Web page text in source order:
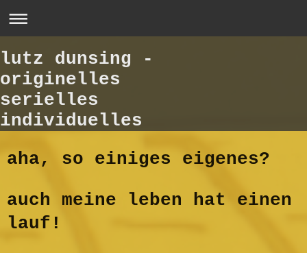
lutz dunsing -
originelles
serielles
individuelles
aha, so einiges eigenes?
auch meine leben hat einen
lauf!